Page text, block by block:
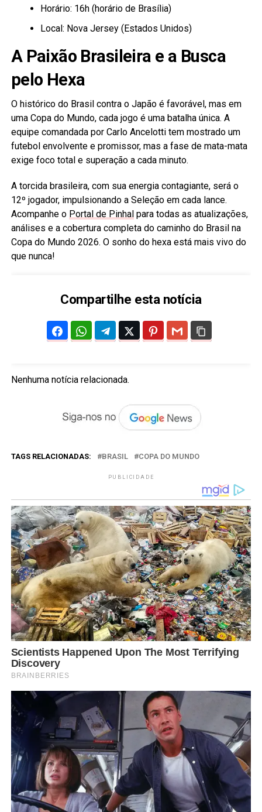
Horário: 16h (horário de Brasília)
Local: Nova Jersey (Estados Unidos)
A Paixão Brasileira e a Busca
pelo Hexa
O histórico do Brasil contra o Japão é favorável, mas em
uma Copa do Mundo, cada jogo é uma batalha única. A
equipe comandada por Carlo Ancelotti tem mostrado um
futebol envolvente e promissor, mas a fase de mata-mata
exige foco total e superação a cada minuto.
A torcida brasileira, com sua energia contagiante, será o
12º jogador, impulsionando a Seleção em cada lance.
Acompanhe o Portal de Pinhalpara todas as atualizações,
análises e a cobertura completa do caminho do Brasil na
Copa do Mundo 2026. O sonho do hexa está mais vivo do
que nunca!
Compartilhe esta notícia
Nenhuma notícia relacionada.
TAGS RELACIONADAS: BRASIL COPA DO MUNDO
PUBLICIDADE